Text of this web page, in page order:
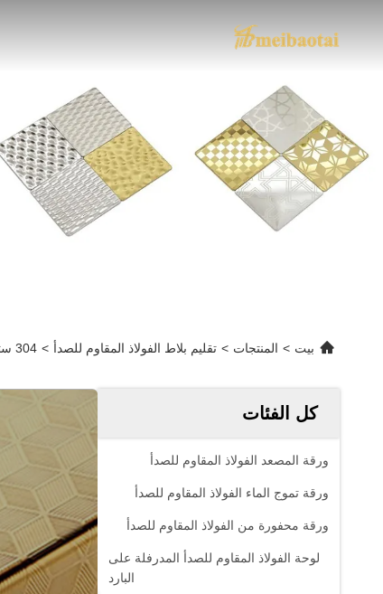
بيت > المنتجات > تقليم بلاط الفولاذ المقاوم للصدأ > 304 ستانلس ستيل يو شيب تيل تريم بسماكة 0.65 ملم لحماية حواف متينة
كل الفئات
ورقة المصعد الفولاذ المقاوم للصدأ
ورقة تموج الماء الفولاذ المقاوم للصدأ
ورقة محفورة من الفولاذ المقاوم للصدأ
لوحة الفولاذ المقاوم للصدأ المدرفلة على
البارد